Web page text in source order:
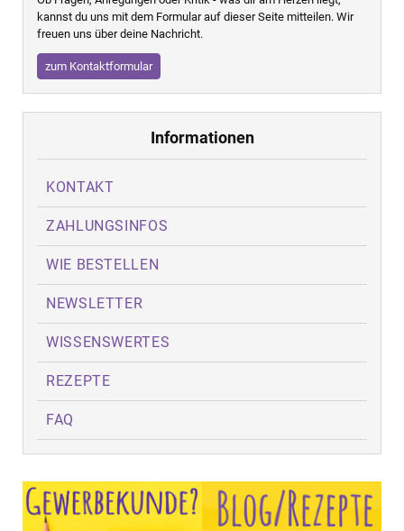
kannst du uns mit dem Formular auf dieser Seite mitteilen. Wir
freuen uns über deine Nachricht.
zum Kontaktformular
Informationen
KONTAKT
ZAHLUNGSINFOS
WIE BESTELLEN
NEWSLETTER
WISSENSWERTES
REZEPTE
FAQ